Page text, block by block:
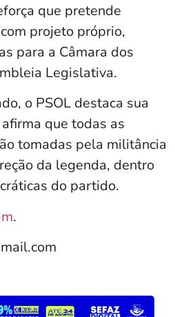
que pretende
projeto próprio,
para a Câmara dos
Legislativa.
o PSOL destaca sua
que todas as
tomadas pela militância
da legenda, dentro
do partido.
.